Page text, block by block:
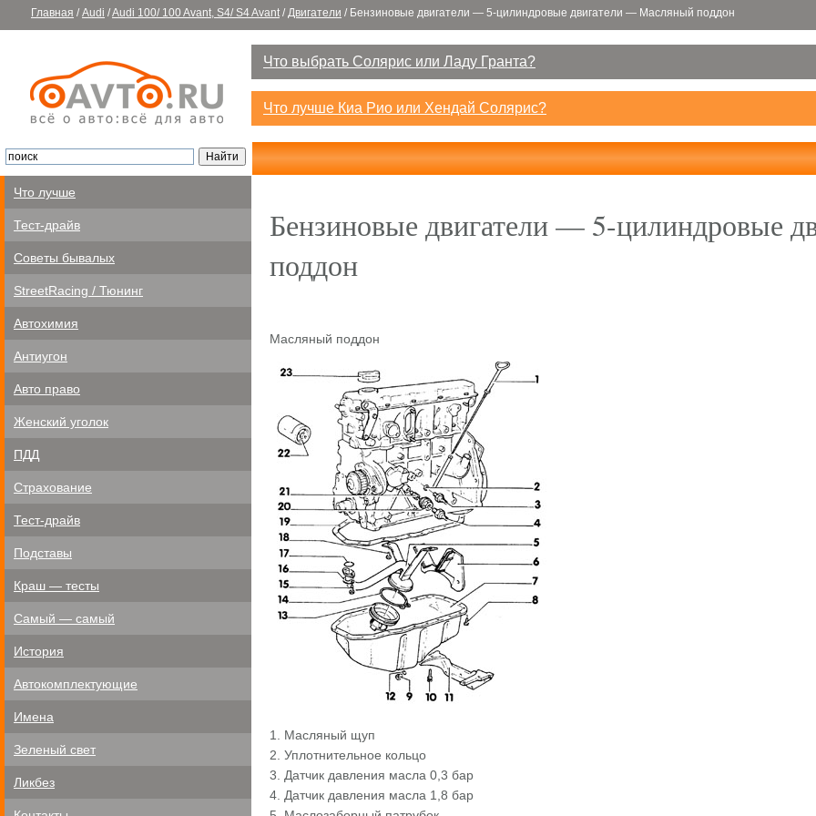
Главная / Audi /Audi 100/ 100 Avant, S4/ S4 Avant/ Двигатели / Бензиновые двигатели — 5-цилиндровые двигатели — Масляный поддон
Что выбрать Солярис или Ладу Гранта?
Что лучше Киа Рио или Хендай Солярис?
Что лучше
Тест-драйв
Советы бывалых
StreetRacing / Тюнинг
Автохимия
Антиугон
Авто право
Женский уголок
ПДД
Страхование
Тест-драйв
Подставы
Краш — тесты
Самый — самый
История
Автокомплектующие
Имена
Зеленый свет
Ликбез
Бензиновые двигатели — 5-цилиндровые
поддон
Масляный поддон
1. Масляный щуп
2. Уплотнительное кольцо
3. Датчик давления масла 0,3 бар
4. Датчик давления масла 1,8 бар